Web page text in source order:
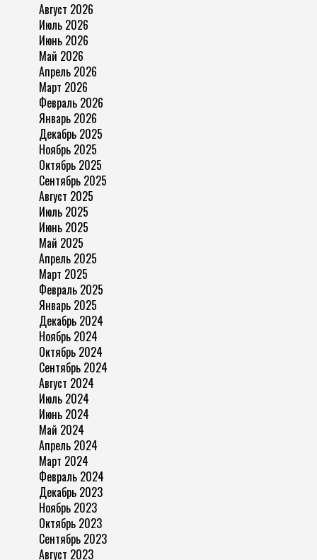
Август 2026
Июль 2026
Июнь 2026
Май 2026
Апрель 2026
Март 2026
Февраль 2026
Январь 2026
Декабрь 2025
Ноябрь 2025
Октябрь 2025
Сентябрь 2025
Август 2025
Июль 2025
Июнь 2025
Май 2025
Апрель 2025
Март 2025
Февраль 2025
Январь 2025
Декабрь 2024
Ноябрь 2024
Октябрь 2024
Сентябрь 2024
Август 2024
Июль 2024
Июнь 2024
Май 2024
Апрель 2024
Март 2024
Февраль 2024
Декабрь 2023
Ноябрь 2023
Октябрь 2023
Сентябрь 2023
Август 2023